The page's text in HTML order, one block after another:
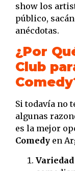
show los
público,
anécdotas.
¿Por
Club
Si todavía no
algunas
es la mejor
Comedy en